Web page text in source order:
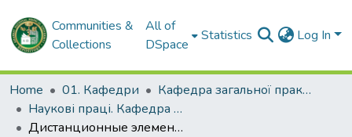
Communities &
Collections
All of
DSpace
Statistics Log In
Home 01. Кафедри
Кафедра загальної практики – сімейної медицини та внутрішніх хвороб
Наукові праці. Кафедра загальної практики – сімейної медицини та внутрішніх хвороб
Дистанционные элементы в последипломном обучении врачей